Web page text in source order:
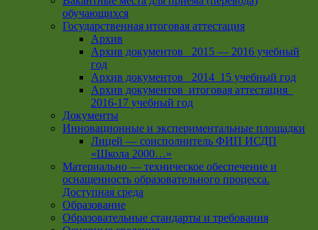
обучающихся
Государственная итоговая аттестация
Архив
Архив документов _2015 — 2016 учебный
год
Архив документов_ 2014_15 учебный год
Архив документов_итоговая аттестация_
2016-17 учебный год
Документы
Инновационные и экспериментальные площадки
Лицей — соисполнитель ФИП ИСДП
«Школа 2000…»
Материально — техническое обеспечение и
оснащенность образовательного процесса.
Доступная среда
Образование
Образовательные стандарты и требования